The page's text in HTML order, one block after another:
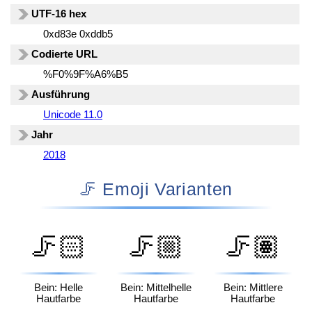
UTF-16 hex
0xd83e 0xddb5
Codierte URL
%F0%9F%A6%B5
Ausführung
Unicode 11.0
Jahr
2018
🦵 Emoji Varianten
🦵🏻
Bein: Helle
Hautfarbe
🦵🏼
Bein: Mittelhelle
Hautfarbe
🦵🏽
Bein: Mittlere
Hautfarbe